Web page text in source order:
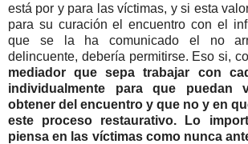
está por y para las víctimas, y si esta
para su curación el encuentro con el
que se la ha comunicado el no
delincuente, debería permitirse. Eso si,
mediador que sepa trabajar con
individualmente para que puedan
obtener del encuentro y que no y en
este proceso restaurativo. Lo
piensa en las víctimas como nunca